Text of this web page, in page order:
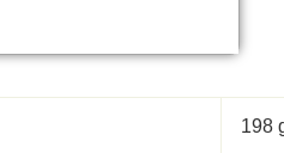
198